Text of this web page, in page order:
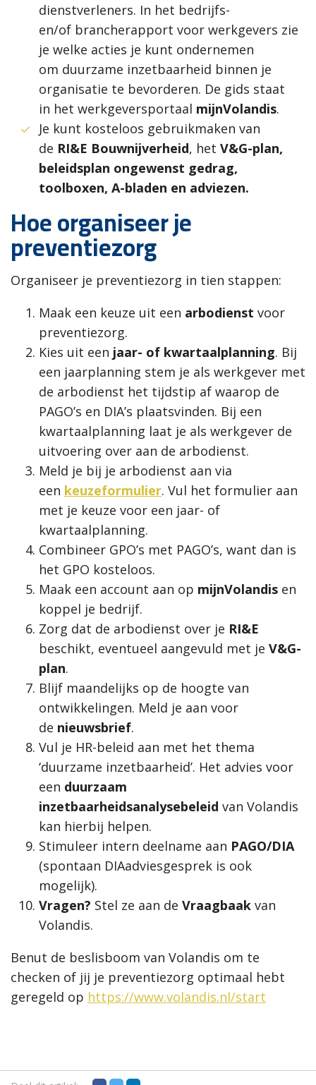
dienstverleners. In het bedrijfs-
en/of brancherapport voor werkgevers zie
je welke acties je kunt ondernemen
om duurzame inzetbaarheid binnen je
organisatie te bevorderen. De gids staat
in het werkgeversportaal mijnVolandis.
Je kunt kosteloos gebruikmaken van
de RI&E Bouwnijverheid, het V&G-plan,
beleidsplan ongewenst gedrag,
toolboxen, A-bladen en adviezen.
Hoe organiseer je
preventiezorg
Organiseer je preventiezorg in tien stappen:
Maak een keuze uit een arbodienst voor
preventiezorg.
Kies uit een jaar- of kwartaalplanning. Bij
een jaarplanning stem je als werkgever met
de arbodienst het tijdstip af waarop de
PAGO’s en DIA’s plaatsvinden. Bij een
kwartaalplanning laat je als werkgever de
uitvoering over aan de arbodienst.
Meld je bij je arbodienst aan via
een keuzeformulier. Vul het formulier aan
met je keuze voor een jaar- of
kwartaalplanning.
Combineer GPO’s met PAGO’s, want dan is
het GPO kosteloos.
Maak een account aan op mijnVolandis en
koppel je bedrijf.
Zorg dat de arbodienst over je RI&E
beschikt, eventueel aangevuld met je V&G-
plan.
Blijf maandelijks op de hoogte van
ontwikkelingen. Meld je aan voor
de nieuwsbrief.
Vul je HR-beleid aan met het thema
‘duurzame inzetbaarheid’. Het advies voor
een duurzaam
inzetbaarheidsanalysebeleid van Volandis
kan hierbij helpen.
Stimuleer intern deelname aan PAGO/DIA
(spontaan DIAadviesgesprek is ook
mogelijk).
Vragen? Stel ze aan de Vraagbaak van
Volandis.
Benut de beslisboom van Volandis om te
checken of jij je preventiezorg optimaal hebt
geregeld op https://www.volandis.nl/start